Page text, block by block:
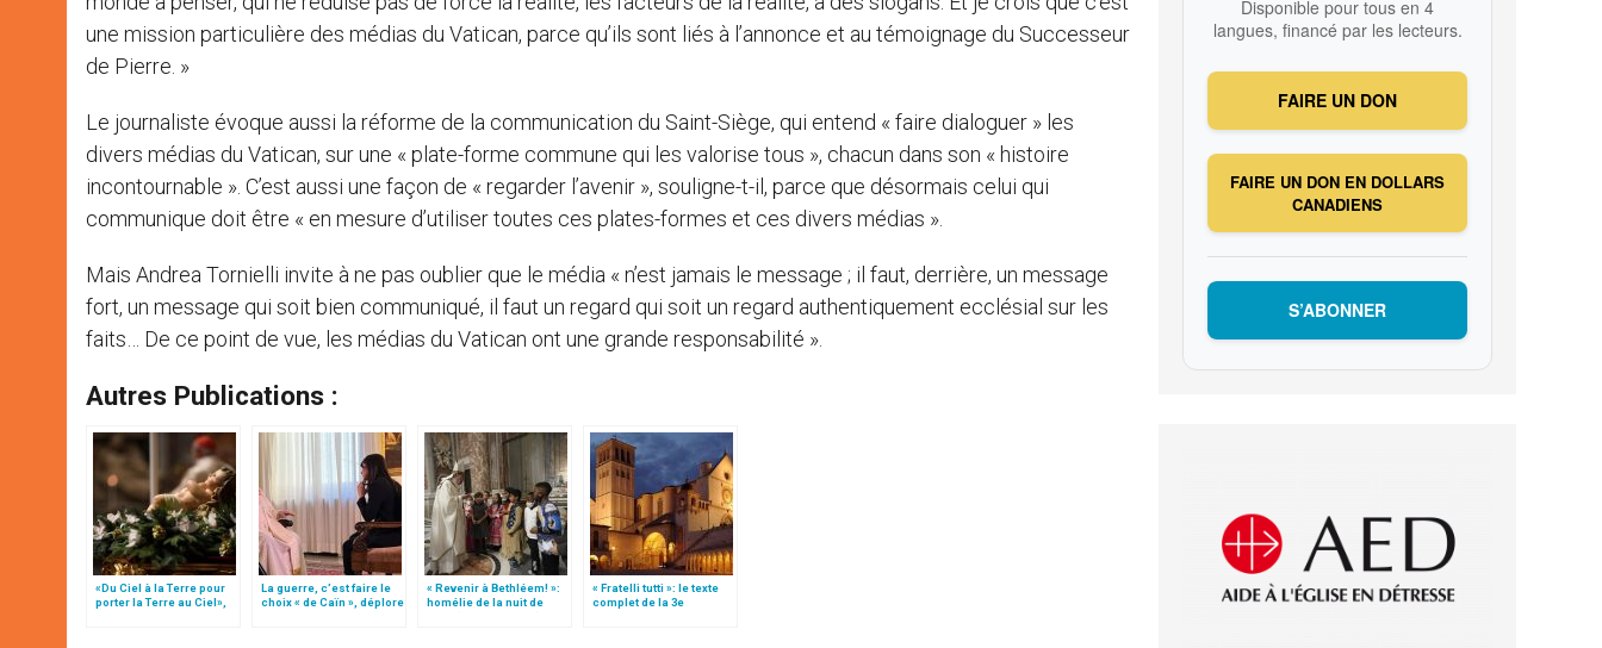
une mission particulière des médias du Vatican, parce qu’ils sont liés à l’annonce et au témoignage du Successeur
de Pierre. »
Le journaliste évoque aussi la réforme de la communication du Saint-Siège, qui entend « faire dialoguer » les
divers médias du Vatican, sur une « plate-forme commune qui les valorise tous », chacun dans son « histoire
incontournable ». C’est aussi une façon de « regarder l’avenir », souligne-t-il, parce que désormais celui qui
communique doit être « en mesure d’utiliser toutes ces plates-formes et ces divers médias ».
Mais Andrea Tornielli invite à ne pas oublier que le média « n’est jamais le message ; il faut, derrière, un message
fort, un message qui soit bien communiqué, il faut un regard qui soit un regard authentiquement ecclésial sur les
faits… De ce point de vue, les médias du Vatican ont une grande responsabilité ».
Autres Publications :
«Du Ciel à la Terre pour
porter la Terre au Ciel»,
La guerre, c’est faire le
choix « de Caïn », déplore
« Revenir à Bethléem! »:
homélie de la nuit de
Noël (texte complet)
« Fratelli tutti »: le texte
complet de la 3e
Disponible pour tous en 4
langues, financé par les lecteurs.
FAIRE UN DON
FAIRE UN DON EN DOLLARS
CANADIENS
S’ABONNER